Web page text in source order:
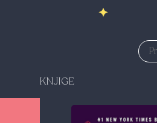
KNJIGE